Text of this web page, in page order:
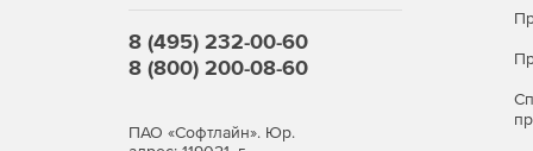
8 (495) 232-00-60
8 (800) 200-08-60
ПАО «Софтлайн». Юр.